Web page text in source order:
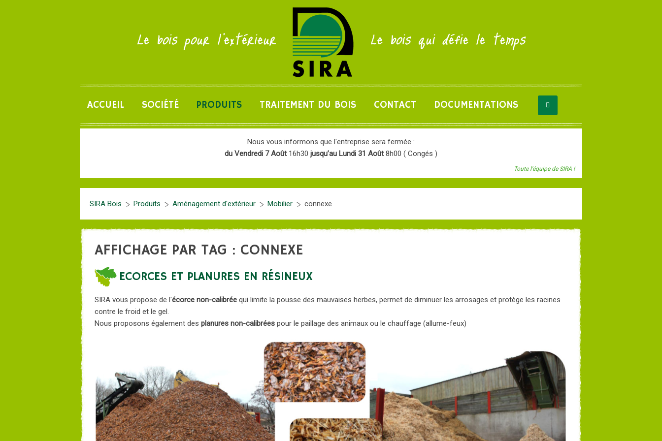
Le bois pour l'extérieur Le bois qui défie le temps
ACCUEIL SOCIÉTÉ PRODUITS TRAITEMENT DU BOIS CONTACT DOCUMENTATIONS
Nous vous informons que l'entreprise sera fermée :
du Vendredi 7 Août 16h30 jusqu’au Lundi 31 Août8h00 ( Congés )
Toute l'équipe de SIRA !
SIRA Bois Produits Aménagement d'extérieur Mobilier connexe
AFFICHAGE PAR TAG : CONNEXE
ECORCES ET PLANURES EN RÉSINEUX
SIRA vous propose de l'écorce non-calibrée qui limite la pousse des mauvaises herbes, permet de diminuer les arrosages et protège les racines
contre le froid et le gel.
Nous proposons également des planures non-calibrées pour le paillage des animaux ou le chauffage (allume-feux)